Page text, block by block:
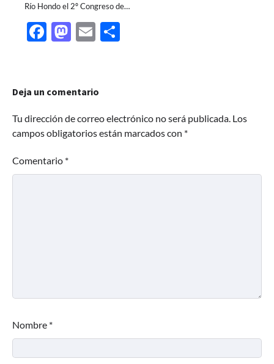
Río Hondo el 2º Congreso de…
Facebook
Mastodon
Email
Deja un comentario
Tu dirección de correo electrónico no será publicada. Los
campos obligatorios están marcados con *
Comentario *
Nombre *